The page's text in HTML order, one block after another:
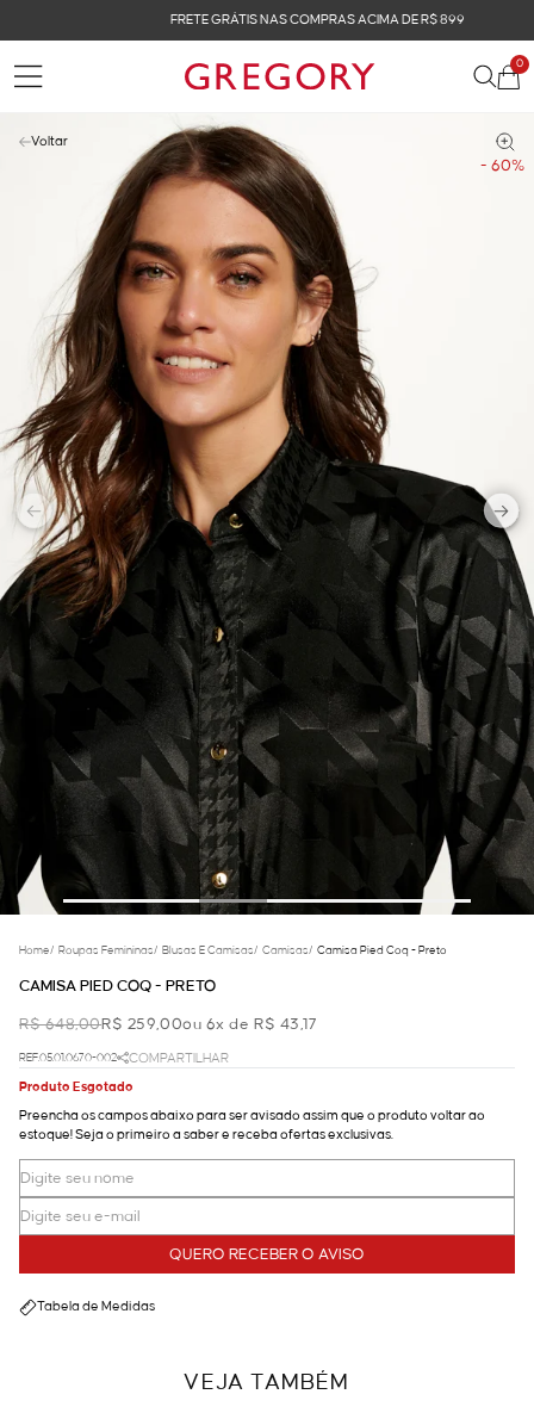
FRETE GRÁTIS NAS COMPRAS ACIMA DE R$ 899
0
- 60%
Voltar
Home/ Roupas Femininas/ Blusas E Camisas/ Camisas/ Camisa Pied Coq - Preto
CAMISA PIED COQ - PRETO
R$ 648,00R$ 259,00ou 6x de R$ 43,17
REF.05.01.0670-002
COMPARTILHAR
Produto Esgotado
Preencha os campos abaixo para ser avisado assim que o produto voltar ao
estoque! Seja o primeiro a saber e receba ofertas exclusivas.
QUERO RECEBER O AVISO
Tabela de Medidas
VEJA TAMBÉM